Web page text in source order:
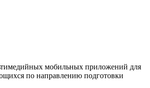
мобильных приложений для
по направлению подготовки